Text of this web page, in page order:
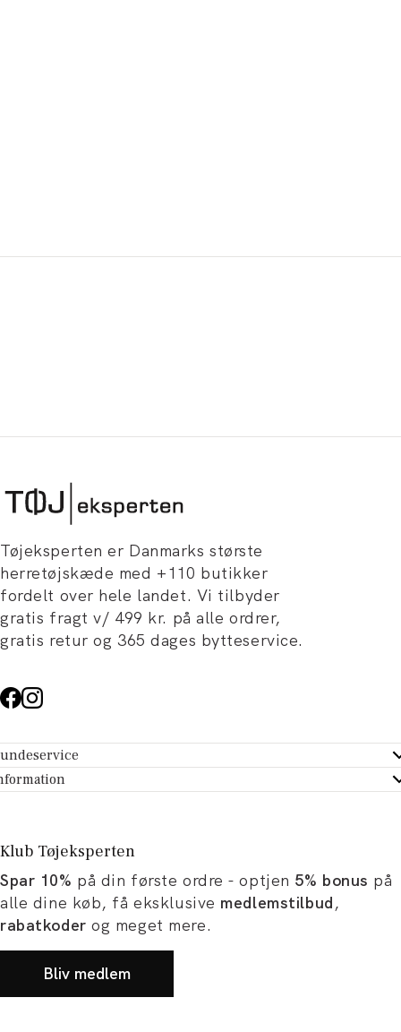
Tøjeksperten er Danmarks største
herretøjskæde med +110 butikker
fordelt over hele landet. Vi tilbyder
gratis fragt v/ 499 kr. på alle ordrer,
gratis retur og 365 dages bytteservice.
- Hjælpecenter
dit køb
Tøjeksperten
og artikler
og karriere
Klub Tøjeksperten
Spar 10% på din første ordre - optjen 5% bonus på
alle dine køb, få eksklusive medlemstilbud,
rabatkoder og meget mere.
Bliv medlem